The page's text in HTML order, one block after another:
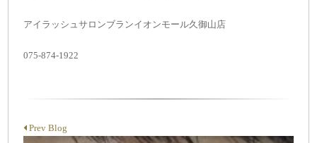
アイラッシュサロンブランイオンモール久御山店
075-874-1922
Prev Blog